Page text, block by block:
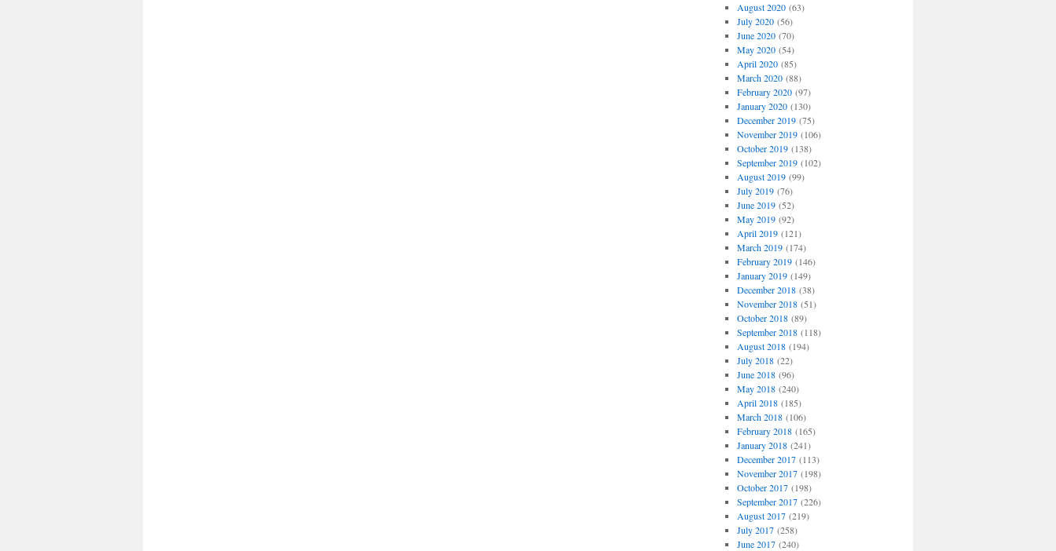
August 2020(63)
July 2020(56)
June 2020(70)
May 2020(54)
April 2020(85)
March 2020(88)
February 2020(97)
January 2020(130)
December 2019(75)
November 2019(106)
October 2019(138)
September 2019(102)
August 2019(99)
July 2019(76)
June 2019(52)
May 2019(92)
April 2019(121)
March 2019(174)
February 2019(146)
January 2019(149)
December 2018(38)
November 2018(51)
October 2018(89)
September 2018(118)
August 2018(194)
July 2018(22)
June 2018(96)
May 2018(240)
April 2018(185)
March 2018(106)
February 2018(165)
January 2018(241)
December 2017(113)
November 2017(198)
October 2017(198)
September 2017(226)
August 2017(219)
July 2017(258)
June 2017(240)